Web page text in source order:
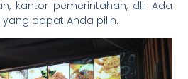
kantor pemerintahan, dll. Ada
dapat Anda pilih.